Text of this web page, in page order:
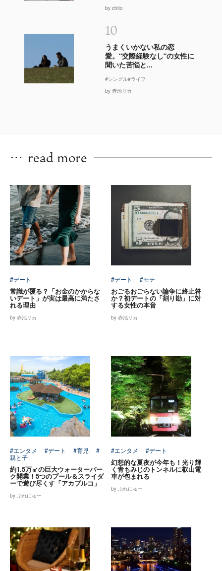
by chito
10
うまくいかない私の恋
愛。“交際経験なし”の女性に
聞いた苦悩と...
#シングル#ライフ
by 赤池リカ
… read more
#デート
常識が覆る？「お金のかからな
いデート」が実は最高に満たさ
れる理由
by 赤池リカ
#デート #モテ
おごるおごらない論争に終止符
か？初デートの「割り勘」に対
する女性の本音
by 赤池リカ
#エンタメ #デート #育児
#
親と子
約1.5万㎡の巨大ウォーターパー
ク開業！5つのプール＆スライダ
ーで遊び尽くす「アカプルコ」
by ぷれにゅー
#エンタメ #デート
幻想的な夏夜が今年も！光り輝
く青もみじのトンネルに叡山電
車が包まれる
by ぷれにゅー